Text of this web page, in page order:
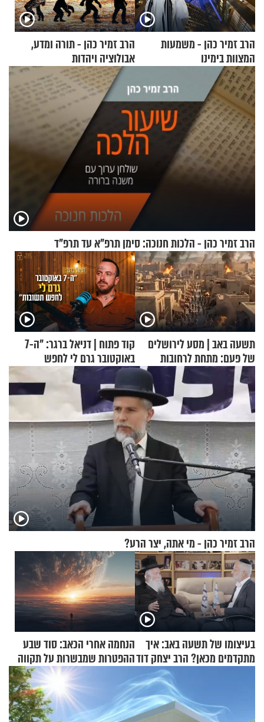
הרב זמיר כהן - משמעות
המצוות בימינו
הרב זמיר כהן - תורה ומדע,
אבולוציה ויהדות
הרב זמיר כהן - הלכות חנוכה: סימן תרפ"א עד תרפ"ד
תשעה באב | מסע לירושלים
של פעם: מתחת לרחובות
ירושלים
קוד פתוח | דניאל ברגר: "ה-7
באוקטובר גרם לי לחפש
תשובות"
הרב זמיר כהן - מי אתה, יצר הרע?
בעיצומו של תשעה באב: איך
מתקדמים מכאן? הרב יצחק דוד
גרוסמן בשיחה מיוחדת
הנחמה אחרי הכאב: סוד שבע
ההפטרות שמבשרות על תקווה